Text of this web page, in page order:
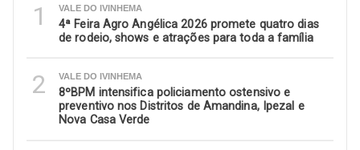
1 VALE DO IVINHEMA
4ª Feira Agro Angélica 2026 promete quatro dias
de rodeio, shows e atrações para toda a família
2 VALE DO IVINHEMA
8ºBPM intensifica policiamento ostensivo e
preventivo nos Distritos de Amandina, Ipezal e
Nova Casa Verde